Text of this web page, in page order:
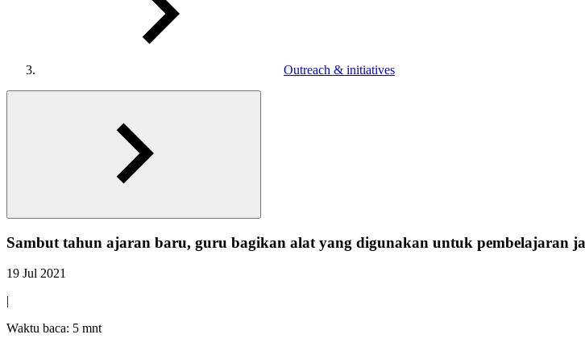
Outreach & initiatives
Sambut tahun ajaran baru, guru bagikan alat yang digunakan untuk pembelajaran
19 Jul 2021
|
Waktu baca: 5 mnt